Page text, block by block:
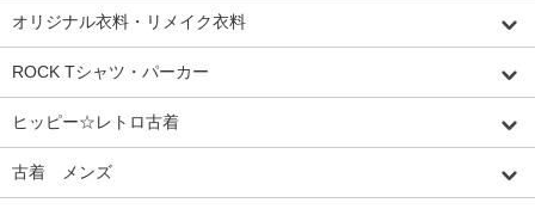
オリジナル衣料・リメイク衣料
ROCK Tシャツ・パーカー
ヒッピー☆レトロ古着
古着 メンズ